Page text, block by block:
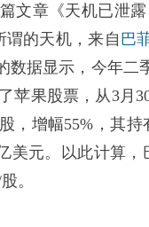
文章《天机已泄
谓的天机，来自 巴
数据显示，今年二
苹果股票，从3月
，增幅55%，其
美元。以此计算，
。